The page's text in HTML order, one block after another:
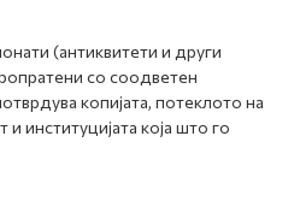
(антиквитети и други
со соодветен
копијата, потеклото на
институцијата која што го